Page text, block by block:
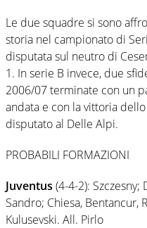
Le due squadre si sono
storia nel campionato di
disputata sul neutro di
1. In serie B invece, due
2006/07 terminate con un
andata e con la vittoria
disputato al Delle Alpi.
PROBABILI FORMAZIONI
Juventus (4-4-2):
Sandro; Chiesa, Bentancur,
Kulusevski. All. Pirlo